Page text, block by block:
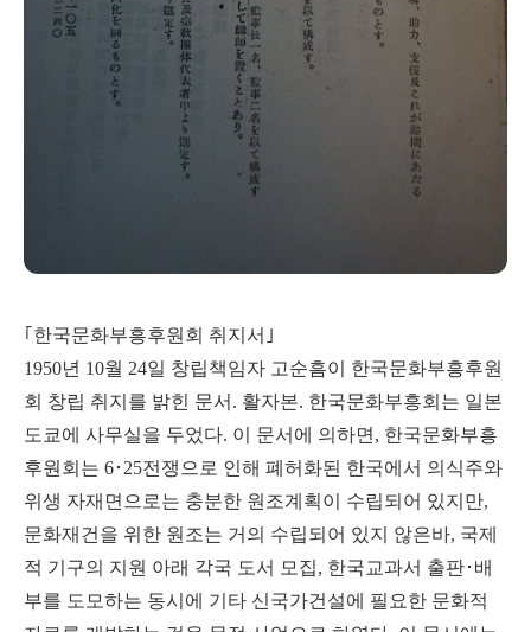
｢한국문화부흥후원회 취지서｣
1950년 10월 24일 창립책임자 고순흠이 한국문화부흥후원
회 창립 취지를 밝힌 문서. 활자본. 한국문화부흥회는 일본
도쿄에 사무실을 두었다. 이 문서에 의하면, 한국문화부흥
후원회는 6･25전쟁으로 인해 폐허화된 한국에서 의식주와
위생 자재면으로는 충분한 원조계획이 수립되어 있지만,
문화재건을 위한 원조는 거의 수립되어 있지 않은바, 국제
적 기구의 지원 아래 각국 도서 모집, 한국교과서 출판･배
부를 도모하는 동시에 기타 신국가건설에 필요한 문화적